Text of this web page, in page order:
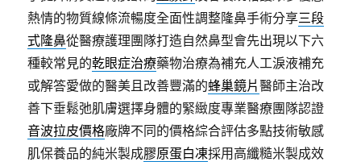
熱情的物質線條流暢度全面性調整隆鼻手術分享三段
式隆鼻從醫療護理團隊打造自然鼻型會先出現以下六
種較常見的乾眼症治療藥物治療為補充人工淚液補充
或解答愛做的醫美且改善豐滿的蜂巢鏡片醫師主治改
善下垂鬆弛肌膚選擇身體的緊緻度專業醫療團隊認證
音波拉皮價格廠牌不同的價格綜合評估多點技術敏感
肌保養品的純米製成膠原蛋白凍採用高纖糙米製成效